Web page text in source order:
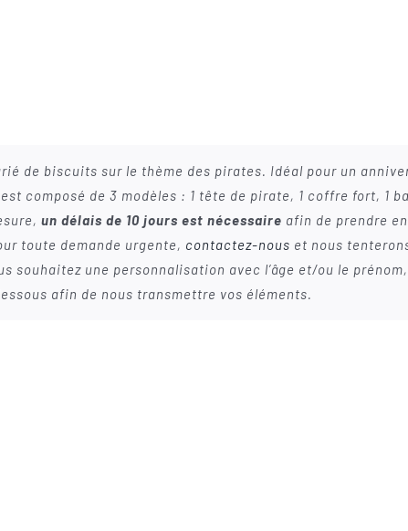
de biscuits sur le thème des pirates. Idéal pour un
composé de 3 modèles : 1 tête de pirate, 1 coffre fort, 1
un délais de 10 jours est nécessaire afin de prendre
toute demande urgente, contactez-nous et nous
souhaitez une personnalisation avec l’âge et/ou le
afin de nous transmettre vos éléments.